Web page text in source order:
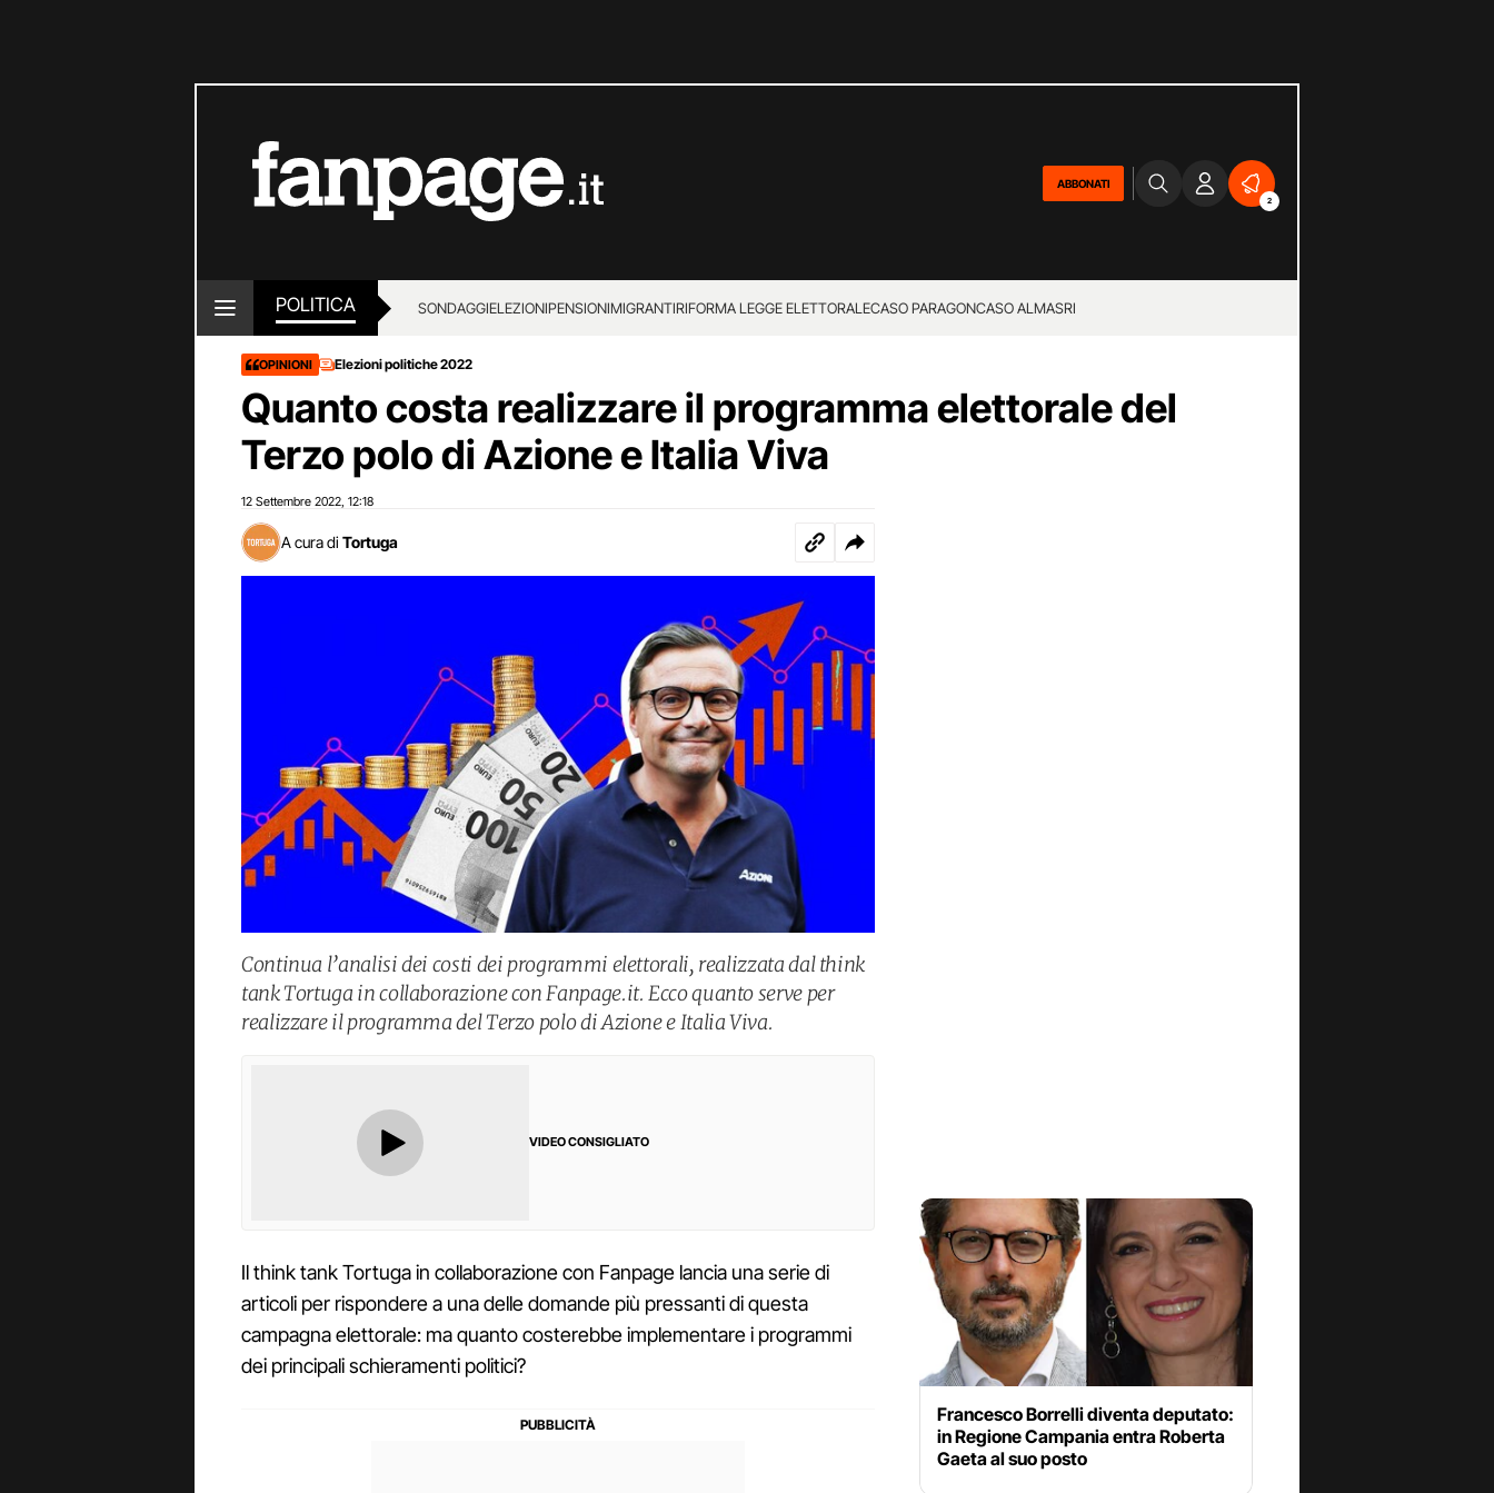
ABBONATI
2
POLITICA SONDAGGIELEZIONIPENSIONIMIGRANTIRIFORMA LEGGE ELETTORALECASO PARAGONCASO ALMASRI
OPINIONI Elezioni politiche 2022
Quanto costa realizzare il programma elettorale del
Terzo polo di Azione e Italia Viva
12 Settembre 2022 12:18
A cura di Tortuga
Continua l’analisi dei costi dei programmi elettorali, realizzata dal think
tank Tortuga in collaborazione con Fanpage.it. Ecco quanto serve per
realizzare il programma del Terzo polo di Azione e Italia Viva.
VIDEO CONSIGLIATO
Il think tank Tortuga in collaborazione con Fanpage lancia una serie di
articoli per rispondere a una delle domande più pressanti di questa
campagna elettorale: ma quanto costerebbe implementare i programmi
dei principali schieramenti politici?
Francesco Borrelli diventa deputato:
in Regione Campania entra Roberta
Gaeta al suo posto